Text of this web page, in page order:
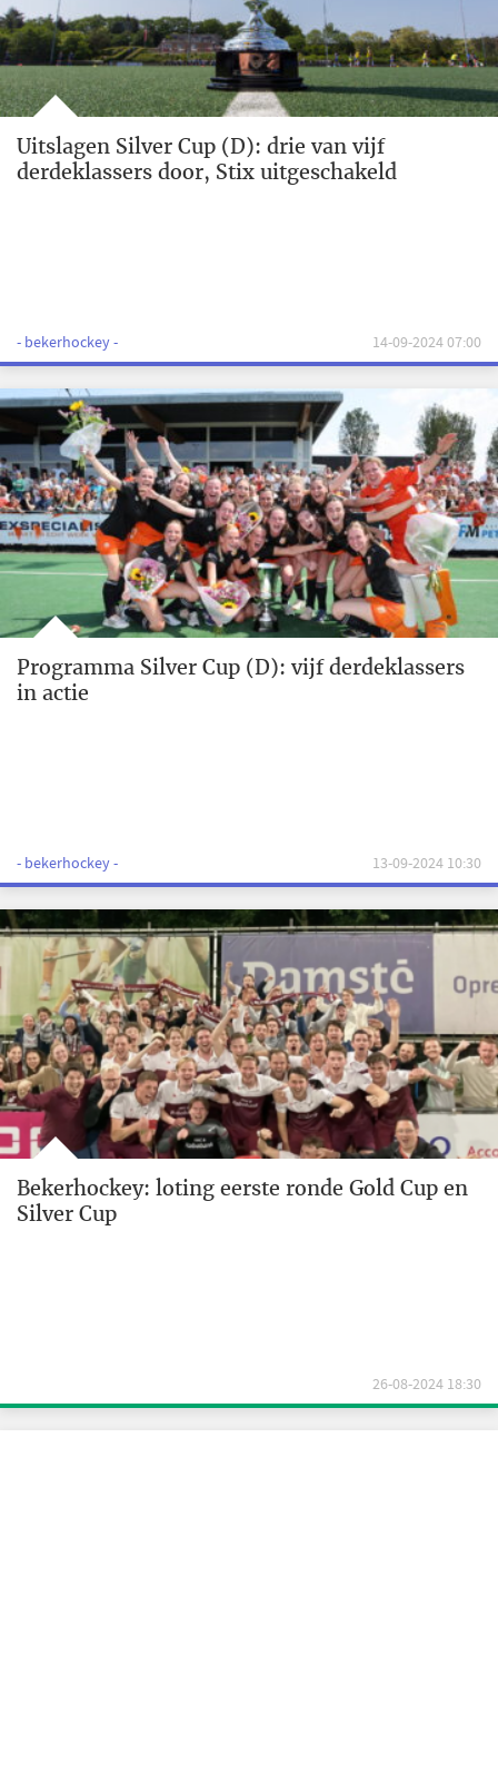
Uitslagen Silver Cup (D): drie van vijf
derdeklassers door, Stix uitgeschakeld
- bekerhockey - 14-09-2024 07:00
Programma Silver Cup (D): vijf derdeklassers
in actie
- bekerhockey - 13-09-2024 10:30
Bekerhockey: loting eerste ronde Gold Cup en
Silver Cup
26-08-2024 18:30